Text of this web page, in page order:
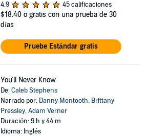
4.9
45 calificaciones
$18.40 o gratis con una prueba de 30
días
Pruebe Estándar gratis
You'll Never Know
De:Caleb Stephens
Narrado por: Danny Montooth, Brittany
Pressley,Adam Verner
Duración: 9 h y 44 m
Idioma: Inglés